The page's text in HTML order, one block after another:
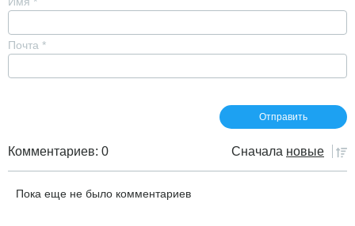
Почта *
Комментариев: 0 Сначала новые
Пока еще не было комментариев